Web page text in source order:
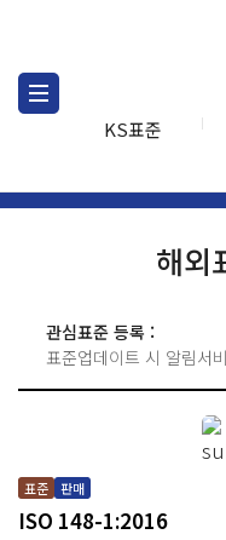
KS표준
해외
관심표준 등록 :
표준업데이트 시 알림서
표준 판매
ISO 148-1:2016